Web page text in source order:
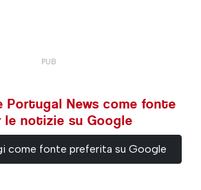
Portugal News come fonte
le notizie su Google
come fonte preferita su Google